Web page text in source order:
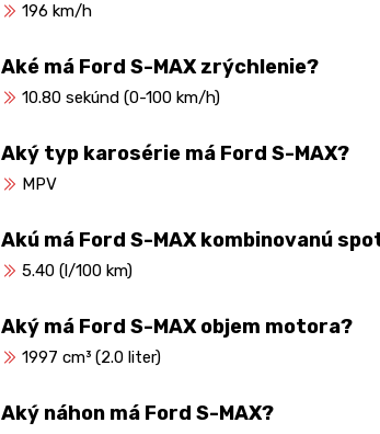
196 km/h
Aké má Ford S-MAX zrýchlenie?
10.80 sekúnd (0-100 km/h)
Aký typ karosérie má Ford S-MAX?
MPV
Akú má Ford S-MAX kombinovanú
5.40 (l/100 km)
Aký má Ford S-MAX objem motora?
1997 cm³ (2.0 liter)
Aký náhon má Ford S-MAX?